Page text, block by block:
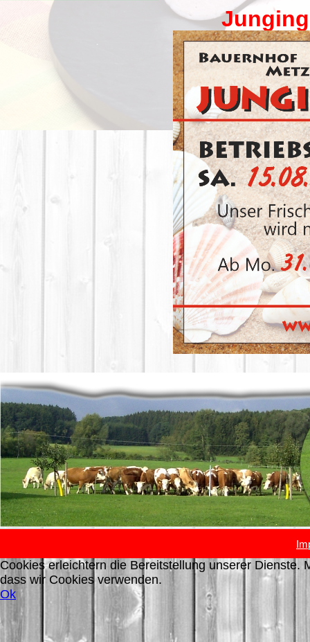
Cookies erleichtern die Bereitstellung unserer
dass wir Cookies verwenden.
Ok